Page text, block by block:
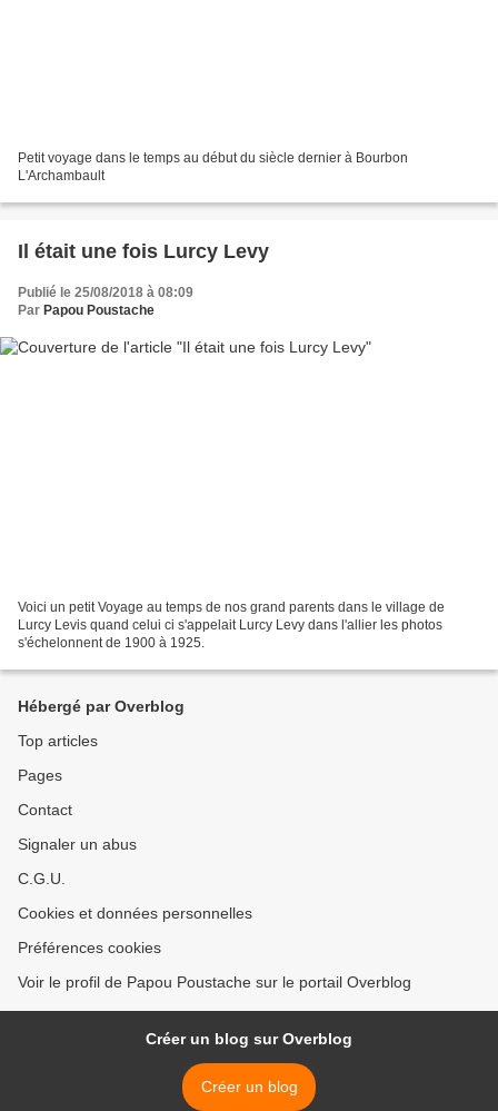
Petit voyage dans le temps au début du siècle dernier à Bourbon
L'Archambault
Il était une fois Lurcy Levy
Publié le 25/08/2018 à 08:09
Par Papou Poustache
Voici un petit Voyage au temps de nos grand parents dans le village de
Lurcy Levis quand celui ci s'appelait Lurcy Levy dans l'allier les photos
s'échelonnent de 1900 à 1925.
Hébergé par Overblog
Top articles
Pages
Contact
Signaler un abus
C.G.U.
Cookies et données personnelles
Préférences cookies
Voir le profil de Papou Poustache sur le portail Overblog
Créer un blog sur Overblog
Créer un blog